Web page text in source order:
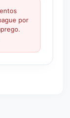
por